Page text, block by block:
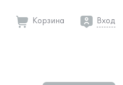
Корзина Вход